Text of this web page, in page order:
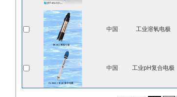
中国 工业溶氧电极
中国 工业pH复合电极